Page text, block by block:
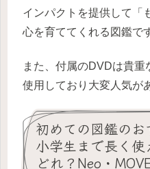
インパクトを提供して「
心を育ててくれる図鑑で
また、付属のDVDは貴
使用しており大変人気が
初めての図鑑の
小学生まで長く
どれ？Neo・